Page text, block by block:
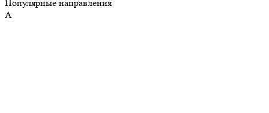
Популярные направления
А